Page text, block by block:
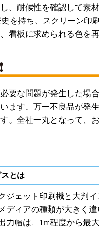
、耐候性を確認して素
を持ち、スクリーン印
看板に求められる色を再
要な問題が発生した場
ます。万一不良品が発
。全社一丸となって、
とは
ジェット印刷機と大判
ディアの種類が大きく違
力幅は、1m程度から最